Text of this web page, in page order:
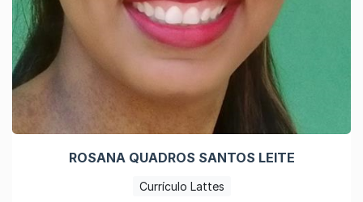
ROSANA QUADROS SANTOS LEITE
Currículo Lattes